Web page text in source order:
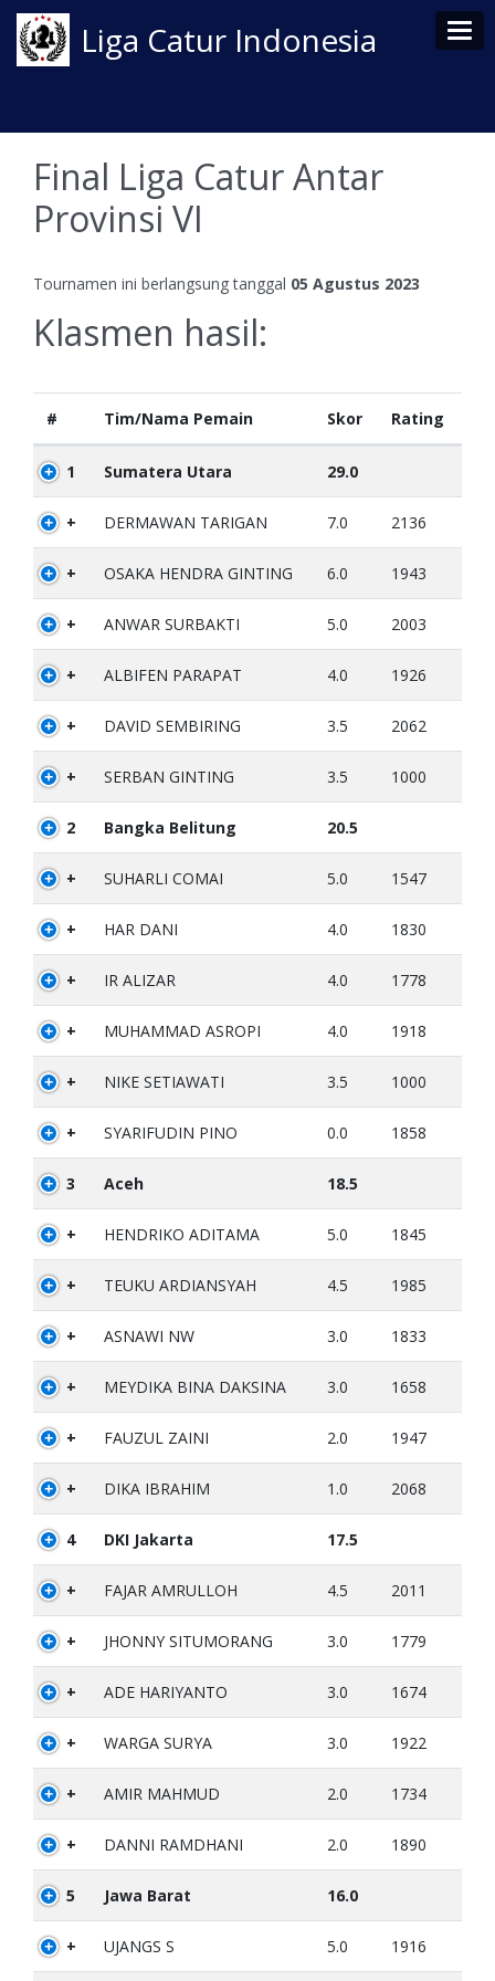
Liga Catur Indonesia
Final Liga Catur Antar
Provinsi VI
Tournamen ini berlangsung tanggal 05 Agustus 2023
Klasmen hasil:
# Tim/Nama Pemain Skor Rating
1 Sumatera Utara 29.0
+ DERMAWAN TARIGAN 7.0 2136
+ OSAKA HENDRA GINTING 6.0 1943
+ ANWAR SURBAKTI 5.0 2003
+ ALBIFEN PARAPAT 4.0 1926
+ DAVID SEMBIRING 3.5 2062
+ SERBAN GINTING 3.5 1000
2 Bangka Belitung 20.5
+ SUHARLI COMAI 5.0 1547
+ HAR DANI 4.0 1830
+ IR ALIZAR 4.0 1778
+ MUHAMMAD ASROPI 4.0 1918
+ NIKE SETIAWATI 3.5 1000
+ SYARIFUDIN PINO 0.0 1858
3 Aceh 18.5
+ HENDRIKO ADITAMA 5.0 1845
+ TEUKU ARDIANSYAH 4.5 1985
+ ASNAWI NW 3.0 1833
+ MEYDIKA BINA DAKSINA 3.0 1658
+ FAUZUL ZAINI 2.0 1947
+ DIKA IBRAHIM 1.0 2068
4 DKI Jakarta 17.5
+ FAJAR AMRULLOH 4.5 2011
+ JHONNY SITUMORANG 3.0 1779
+ ADE HARIYANTO 3.0 1674
+ WARGA SURYA 3.0 1922
+ AMIR MAHMUD 2.0 1734
+ DANNI RAMDHANI 2.0 1890
5 Jawa Barat 16.0
+ UJANGS S 5.0 1916